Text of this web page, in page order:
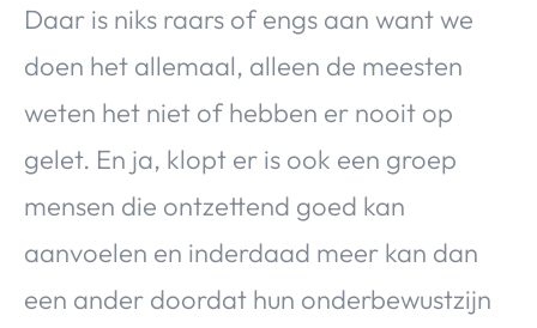
Daar is niks raars of engs aan want we
doen het allemaal, alleen de meesten
weten het niet of hebben er nooit op
gelet. En ja, klopt er is ook een groep
mensen die ontzettend goed kan
aanvoelen en inderdaad meer kan dan
een ander doordat hun onderbewustzijn